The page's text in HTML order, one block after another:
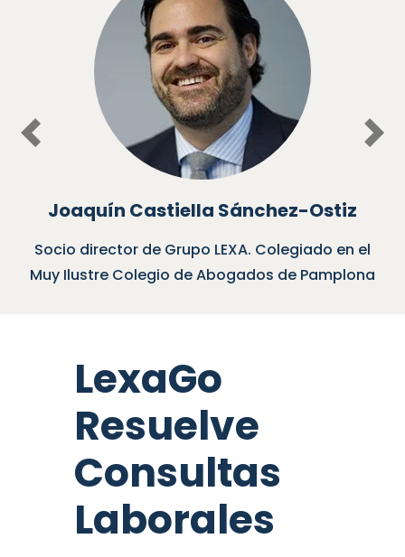
Castiella Sánchez-Ostiz
director de Grupo LEXA. Colegiado en el
Ilustre Colegio de Abogados de Pamplona
Previous
LexaGo
Resuelve
Consultas
Laborales